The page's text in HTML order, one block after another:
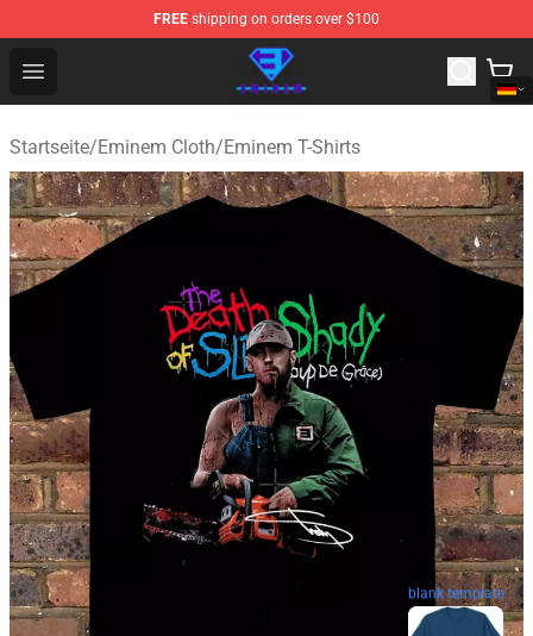
FREE shipping on orders over $100
Open menu
Eminem Store - Official Eminem Merchandise Shop
Startseite/Eminem Cloth/Eminem T-Shirts
blank template